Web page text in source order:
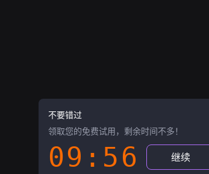
不要错过
领取您的免费试用，剩余时间不多！
09:55 继续